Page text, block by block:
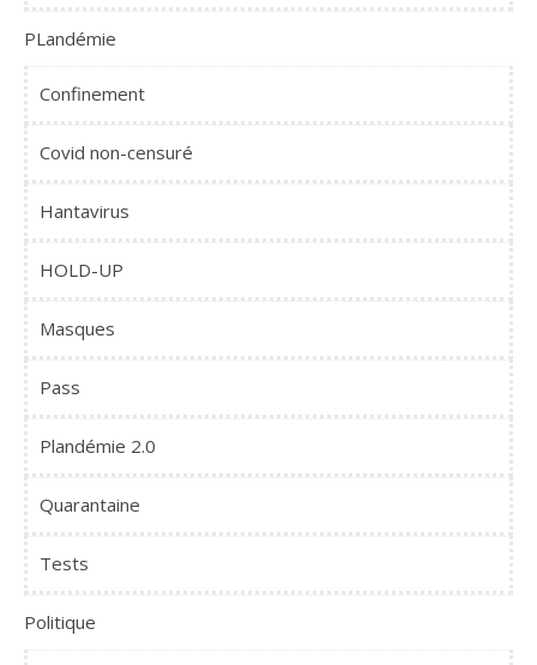
PLandémie
Confinement
Covid non-censuré
Hantavirus
HOLD-UP
Masques
Pass
Plandémie 2.0
Quarantaine
Tests
Politique